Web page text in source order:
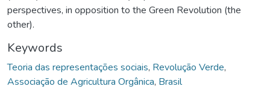
perspectives, in opposition to the Green Revolution (the
other).
Keywords
Teoria das representações sociais, Revolução Verde,
Associação de Agricultura Orgânica, Brasil